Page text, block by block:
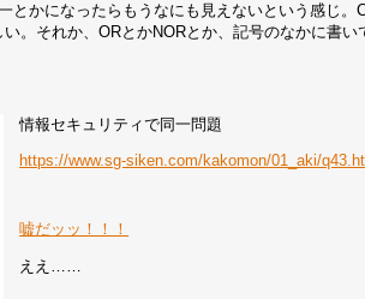
とかになったらもうなにも見えないという感じ
。それか、ORとかNORとか、記号のなかに書
情報セキュリティで同一問題
https://www.sg-siken.com/kakomon/01_aki/
嘘だッッ！！！
ええ……